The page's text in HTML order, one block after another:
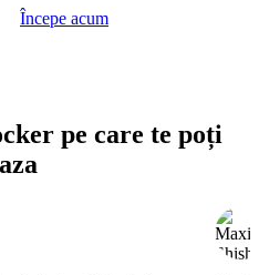
Începe acum
pe care te poți